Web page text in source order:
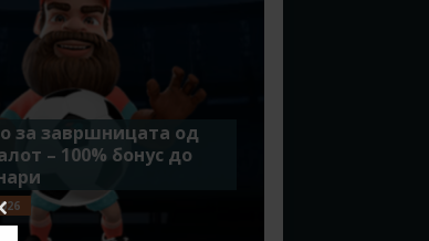
за завршницата од
– 100% бонус до
Close